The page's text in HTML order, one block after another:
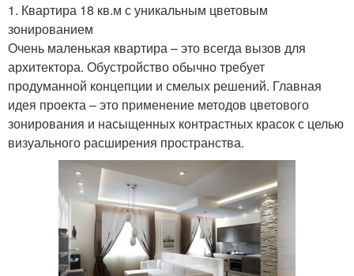
1. Квартира 18 кв.м с уникальным цветовым
зонированием
Очень маленькая квартира – это всегда вызов для
архитектора. Обустройство обычно требует
продуманной концепции и смелых решений. Главная
идея проекта – это применение методов цветового
зонирования и насыщенных контрастных красок с целью
визуального расширения пространства.